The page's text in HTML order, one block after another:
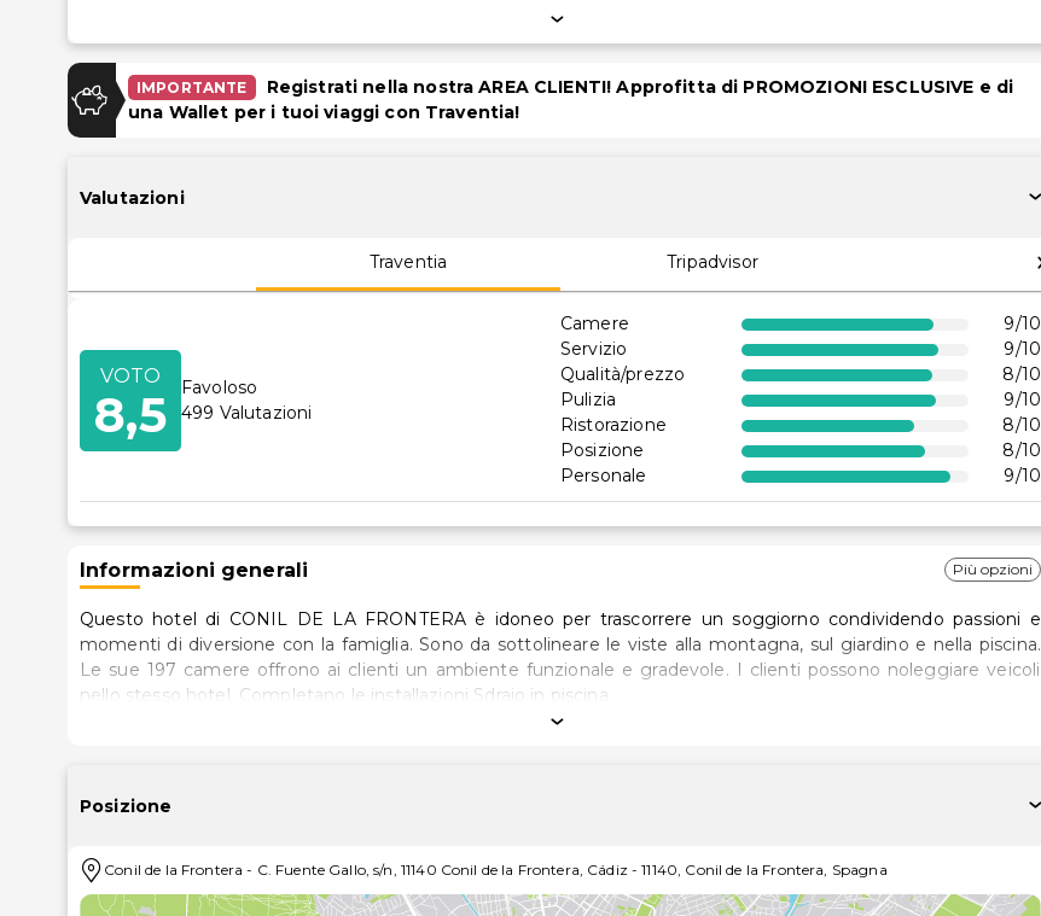
Parcheggio (a pagamento)
Piscina e Benessere
Piscina per bambini
Accessibilità
Reception accessibile in sedia
IMPORTANTE
Registrati nella nostra AREA CLIENTI! Approfitta di PROMOZIONI ESCLUSIVE e di
una Wallet per i tuoi viaggi con Traventia!
Valutazioni
Traventia Tripadvisor
VOTO
8,5
Favoloso
499 Valutazioni
Camere 9/10
Servizio
9/10
Qualità/prezzo
8/10
Pulizia
9/10
Ristorazione
8/10
Posizione
8/10
Personale
9/10
Informazioni generali Più opzioni
Questo hotel di CONIL DE LA FRONTERA è idoneo per trascorrere un soggiorno condividendo passioni e
momenti di diversione con la famiglia. Sono da sottolineare le viste alla montagna, sul giardino e nella piscina.
Le sue 197 camere offrono ai clienti un ambiente funzionale e gradevole. I clienti possono noleggiare veicoli
nello stesso hotel. Completano le installazioni Sdraio in piscina.
Posizione
Conil de la Frontera - C. Fuente Gallo, s/n, 11140 Conil de la Frontera, Cádiz -11140, Conil de la Frontera, Spagna